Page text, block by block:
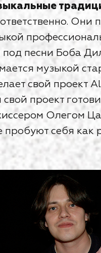
Они
песни Боба
музыкой
свой проект
свой проект
Олегом
себя как